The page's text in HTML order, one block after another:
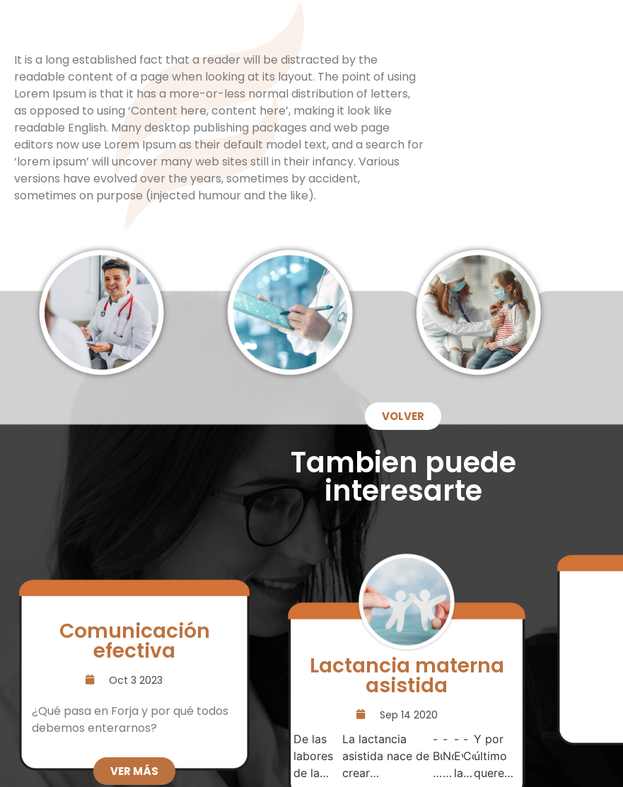
It is a long established fact that a reader will be distracted by the
readable content of a page when looking at its layout. The point of using
Lorem Ipsum is that it has a more-or-less normal distribution of letters,
as opposed to using ‘Content here, content here’, making it look like
readable English. Many desktop publishing packages and web page
editors now use Lorem Ipsum as their default model text, and a search for
‘lorem ipsum’ will uncover many web sites still in their infancy. Various
versions have evolved over the years, sometimes by accident,
sometimes on purpose (injected humour and the like).
VOLVER
Tambien puede
interesarte
Comunicación
efectiva
Oct 3 2023
¿Qué pasa en Forja y por qué todos
debemos enterarnos?
VER MÁS
Lactancia materna
asistida
Sep 14 2020
De las
labores
de la
La lactancia
asistida nace de
crear
-
Busca
el
-
No
esperes
-
Evita
las
-
Consume
malta
Y por
último
queremos